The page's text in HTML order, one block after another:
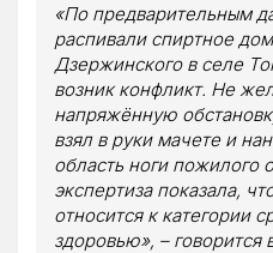
«По предварительным
распивали спиртное
Дзержинского в селе
возник конфликт. Не
напряжённую
взял в руки мачете и
область ноги пожилого
экспертиза показала,
относится к категории
здоровью», – говорится